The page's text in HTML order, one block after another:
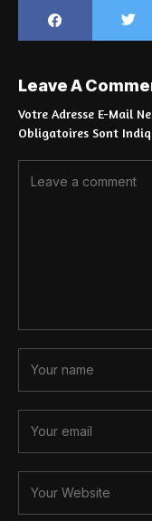
Leave A
Votre Adresse E-Mail
Obligatoires Sont